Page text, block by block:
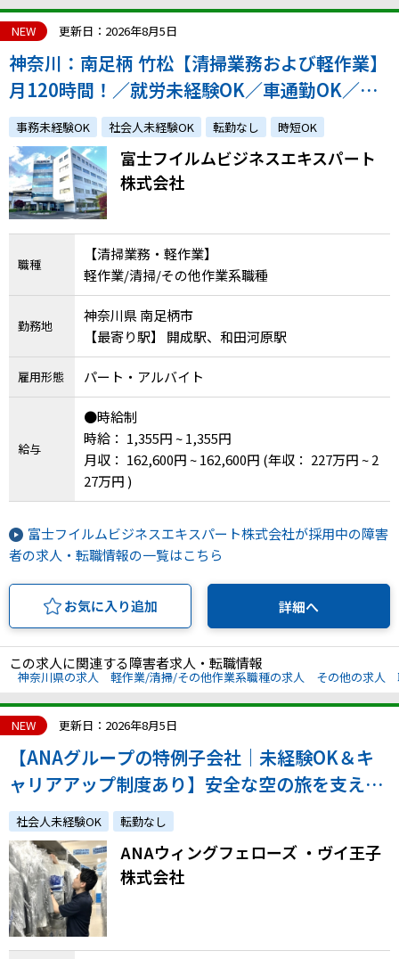
NEW 更新日：2026年8月5日
神奈川：南足柄 竹松【清掃業務および軽作業】
月120時間！／就労未経験OK／車通勤OK／安
心のサポート体制！／駅から無料シャトルバス
あり／昇給・賞与あり／雇用実績多数！
事務未経験OK 社会人未経験OK 転勤なし 時短OK
富士フイルムビジネスエキスパート
株式会社
職種
【清掃業務・軽作業】
軽作業/清掃/その他作業系職種
勤務地
神奈川県 南足柄市
【最寄り駅】 開成駅、和田河原駅
雇用形態 パート・アルバイト
給与
●時給制
時給： 1,355円 ~ 1,355円
月収： 162,600円 ~ 162,600円 (年収： 227万円 ~ 2
27万円 )
富士フイルムビジネスエキスパート株式会社が採用中の障害
者の求人・転職情報の一覧はこちら
お気に入り追加 詳細へ
この求人に関連する障害者求人・転職情報
神奈川県の求人 軽作業/清掃/その他作業系職種の求人 その他の求人
NEW 更新日：2026年8月5日
【ANAグループの特例子会社｜未経験OK＆キ
ャリアアップ制度あり】安全な空の旅を支える
お仕事◎コミュニケーションが好きな方、体を
動かすのが好きな方、是非ご応募ください！
社会人未経験OK 転勤なし
ANAウィングフェローズ ・ヴイ王子
株式会社